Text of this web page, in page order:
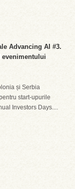
Advancing AI #3.
și Serbia
start-upurile
Investors Days....